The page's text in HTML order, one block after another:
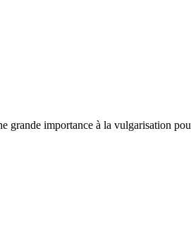
grande importance à la vulgarisation